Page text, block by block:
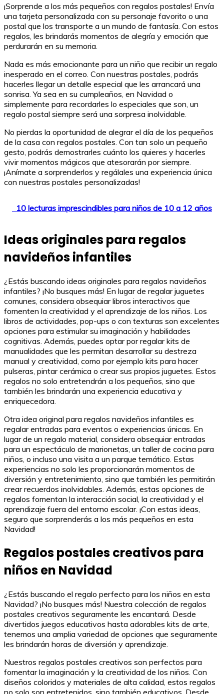
¡Sorprende a los más pequeños con regalos postales! Envía
una tarjeta personalizada con su personaje favorito o una
postal que los transporte a un mundo de fantasía. Con estos
regalos, les brindarás momentos de alegría y emoción que
perdurarán en su memoria.
Nada es más emocionante para un niño que recibir un regalo
inesperado en el correo. Con nuestras postales, podrás
hacerles llegar un detalle especial que les arrancará una
sonrisa. Ya sea en su cumpleaños, en Navidad o
simplemente para recordarles lo especiales que son, un
regalo postal siempre será una sorpresa inolvidable.
No pierdas la oportunidad de alegrar el día de los pequeños
de la casa con regalos postales. Con tan solo un pequeño
gesto, podrás demostrarles cuánto los quieres y hacerles
vivir momentos mágicos que atesorarán por siempre.
¡Anímate a sorprenderlos y regálales una experiencia única
con nuestras postales personalizadas!
10 lecturas imprescindibles para niños de 10 a 12 años
Ideas originales para regalos
navideños infantiles
¿Estás buscando ideas originales para regalos navideños
infantiles? ¡No busques más! En lugar de regalar juguetes
comunes, considera obsequiar libros interactivos que
fomenten la creatividad y el aprendizaje de los niños. Los
libros de actividades, pop-ups o con texturas son excelentes
opciones para estimular su imaginación y habilidades
cognitivas. Además, puedes optar por regalar kits de
manualidades que les permitan desarrollar su destreza
manual y creatividad, como por ejemplo kits para hacer
pulseras, pintar cerámica o crear sus propios juguetes. Estos
regalos no solo entretendrán a los pequeños, sino que
también les brindarán una experiencia educativa y
enriquecedora.
Otra idea original para regalos navideños infantiles es
regalar entradas para eventos o experiencias únicas. En
lugar de un regalo material, considera obsequiar entradas
para un espectáculo de marionetas, un taller de cocina para
niños, o incluso una visita a un parque temático. Estas
experiencias no solo les proporcionarán momentos de
diversión y entretenimiento, sino que también les permitirán
crear recuerdos inolvidables. Además, estas opciones de
regalos fomentan la interacción social, la creatividad y el
aprendizaje fuera del entorno escolar. ¡Con estas ideas,
seguro que sorprenderás a los más pequeños en esta
Navidad!
Regalos postales creativos para
niños en Navidad
¿Estás buscando el regalo perfecto para los niños en esta
Navidad? ¡No busques más! Nuestra colección de regalos
postales creativos seguramente les encantará. Desde
divertidos juegos educativos hasta adorables kits de arte,
tenemos una amplia variedad de opciones que seguramente
les brindarán horas de diversión y aprendizaje.
Nuestros regalos postales creativos son perfectos para
fomentar la imaginación y la creatividad de los niños. Con
diseños coloridos y materiales de alta calidad, estos regalos
no solo son entretenidos, sino también educativos. Desde